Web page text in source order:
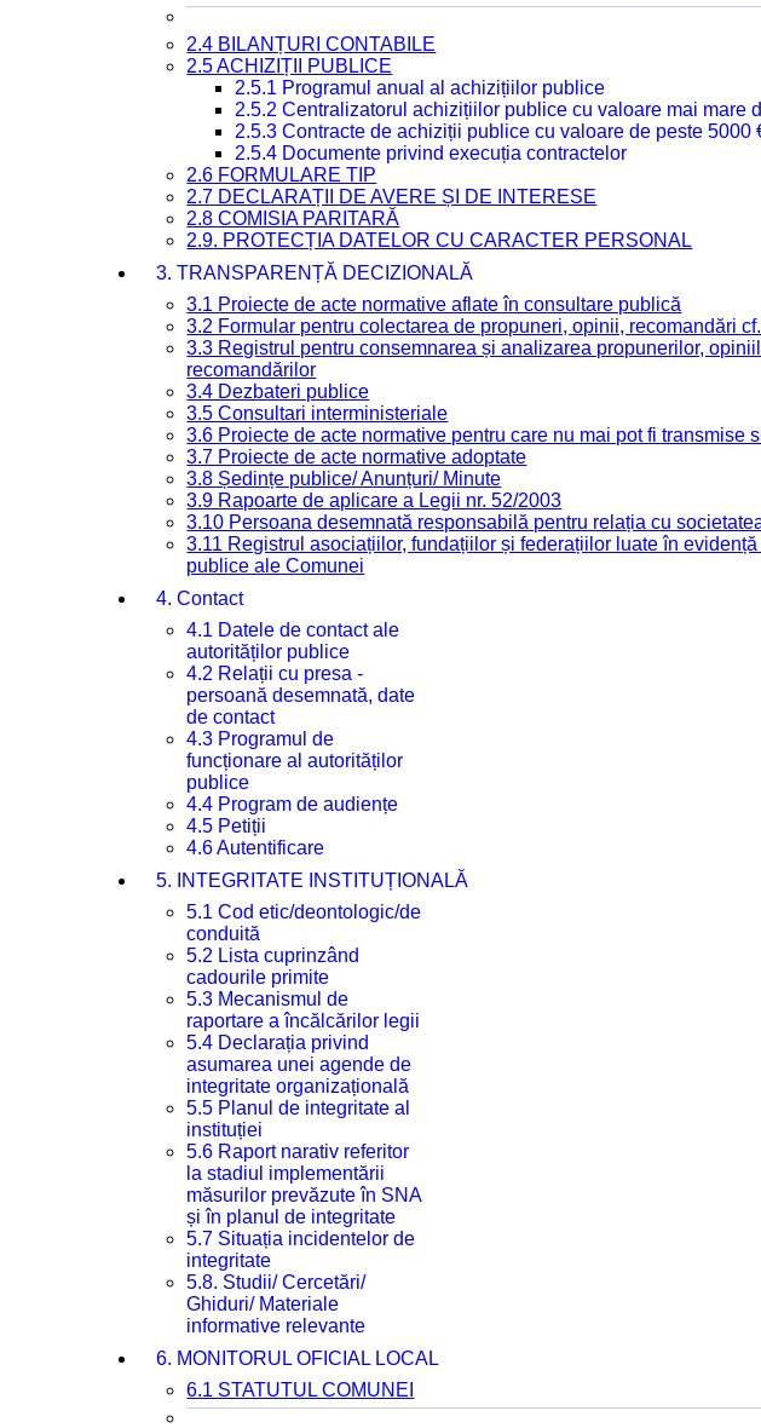
2.4 BILANȚURI CONTABILE
2.5 ACHIZIȚII PUBLICE
2.5.1 Programul anual al achizițiilor publice
2.5.2 Centralizatorul achizițiilor publice cu valoare mai mare
2.5.3 Contracte de achiziții publice cu valoare de peste 5000
2.5.4 Documente privind execuția contractelor
2.6 FORMULARE TIP
2.7 DECLARAȚII DE AVERE ȘI DE INTERESE
2.8 COMISIA PARITARĂ
2.9. PROTECȚIA DATELOR CU CARACTER PERSONAL
3. TRANSPARENȚĂ DECIZIONALĂ
3.1 Proiecte de acte normative aflate în consultare publică
3.2 Formular pentru colectarea de propuneri, opinii, recomandări
3.3 Registrul pentru consemnarea și analizarea propunerilor,
recomandărilor
3.4 Dezbateri publice
3.5 Consultari interministeriale
3.6 Proiecte de acte normative pentru care nu mai pot fi transmise
3.7 Proiecte de acte normative adoptate
3.8 Ședințe publice/ Anunțuri/ Minute
3.9 Rapoarte de aplicare a Legii nr. 52/2003
3.10 Persoana desemnată responsabilă pentru relația cu
3.11 Registrul asociațiilor, fundațiilor și federațiilor luate în
publice ale Comunei
4. Contact
4.1 Datele de contact ale
autorităților publice
4.2 Relații cu presa -
persoană desemnată, date
de contact
4.3 Programul de
funcționare al autorităților
publice
4.4 Program de audiențe
4.5 Petiții
4.6 Autentificare
5. INTEGRITATE INSTITUȚIONALĂ
5.1 Cod etic/deontologic/de
conduită
5.2 Lista cuprinzând
cadourile primite
5.3 Mecanismul de
raportare a încălcărilor legii
5.4 Declarația privind
asumarea unei agende de
integritate organizațională
5.5 Planul de integritate al
instituției
5.6 Raport narativ referitor
la stadiul implementării
măsurilor prevăzute în SNA
și în planul de integritate
5.7 Situația incidentelor de
integritate
5.8. Studii/ Cercetări/
Ghiduri/ Materiale
informative relevante
6. MONITORUL OFICIAL LOCAL
6.1 STATUTUL COMUNEI